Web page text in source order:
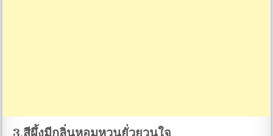
3.สีผึ้งมีกลิ่นหอมหวนยั่วยวนใจ